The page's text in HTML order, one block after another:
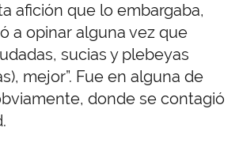
afición que lo embargaba,
a opinar alguna vez que
sucias y plebeyas
mejor”. Fue en alguna de
donde se contagió